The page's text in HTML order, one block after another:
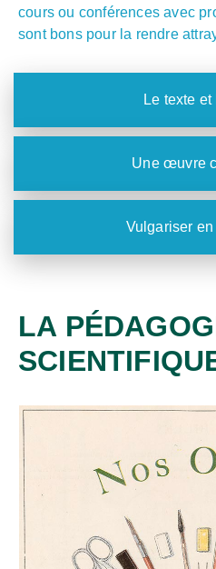
cours ou conférences avec
sont bons pour la rendre
Le texte
Une œuvre
Vulgariser
LA